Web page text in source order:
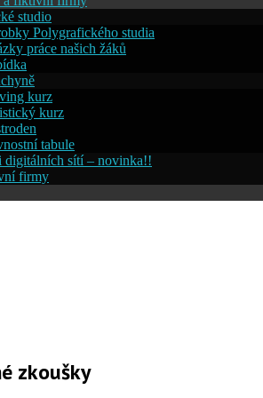
studio
Polygrafického studia
práce našich žáků
kurz
kurz
tabule
digitálních sítí – novinka!!
firmy
zkoušky